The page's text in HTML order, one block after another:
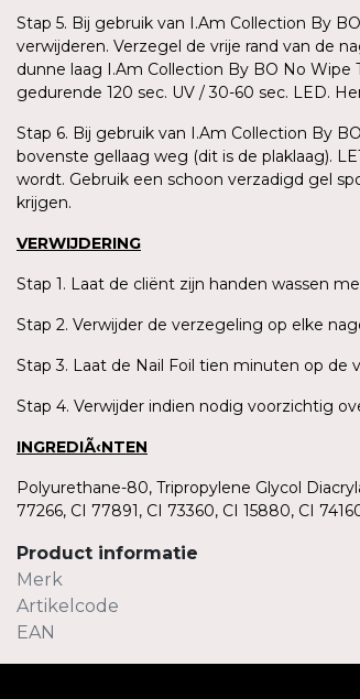
Stap 5. Bij gebruik van I.Am Collection By
verwijderen. Verzegel de vrije rand van de
dunne laag I.Am Collection By BO No Wipe
gedurende 120 sec. UV / 30-60 sec. LED.
Stap 6. Bij gebruik van I.Am Collection By
bovenste gellaag weg (dit is de plaklaag).
wordt. Gebruik een schoon verzadigd gel
krijgen.
VERWIJDERING
Stap 1. Laat de cliënt zijn handen wassen
Stap 2. Verwijder de verzegeling op elke
Stap 3. Laat de Nail Foil tien minuten op
Stap 4. Verwijder indien nodig voorzichtig
INGREDIÃ‹NTEN
Polyurethane-80, Tripropylene Glycol
77266, CI 77891, CI 73360, CI 15880, CI
Product informatie
Merk
Artikelcode
EAN